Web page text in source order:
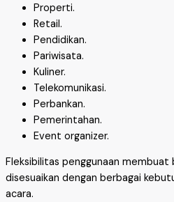
Properti.
Retail.
Pendidikan.
Pariwisata.
Kuliner.
Telekomunikasi.
Perbankan.
Pemerintahan.
Event organizer.
Fleksibilitas penggunaan
disesuaikan dengan berbagai
acara.